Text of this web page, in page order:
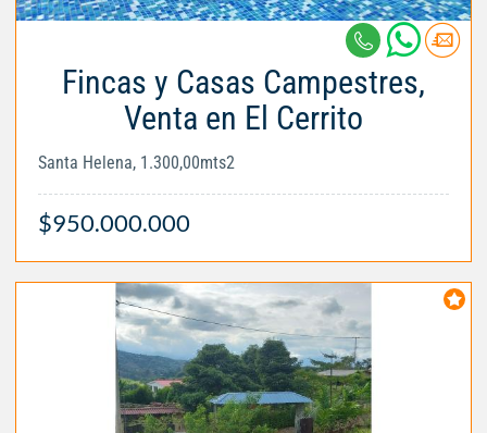
Fincas y Casas Campestres,
Venta en El Cerrito
Santa Helena, 1.300,00mts2
$950.000.000